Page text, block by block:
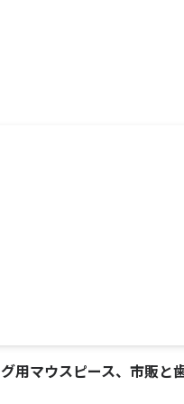
用マウスピース、市販と